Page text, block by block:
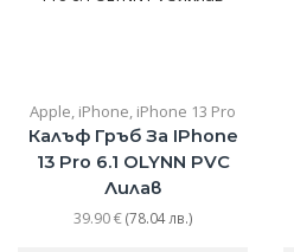
Apple, iPhone, iPhone 13 Pro
Калъф Гръб За IPhone
13 Pro 6.1 OLYNN PVC
Лилав
39.90€(78.04 лв.)